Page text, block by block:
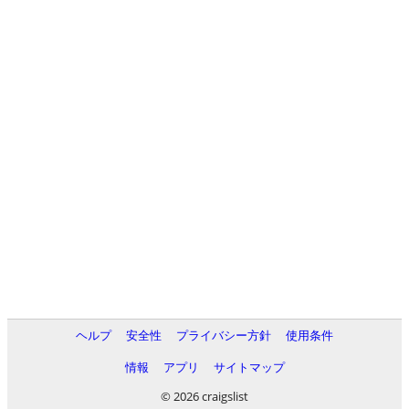
ヘルプ 安全性 プライバシー方針
使用条件
情報
アプリ
サイトマップ
© 2026 craigslist